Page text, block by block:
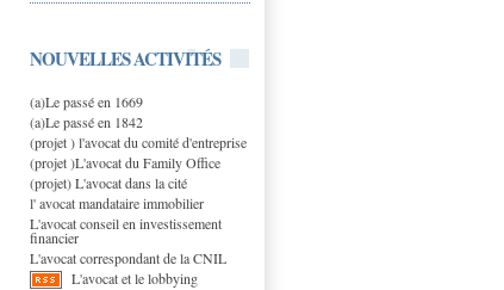
NOUVELLES ACTIVITÉS
(a)Le passé en 1669
(a)Le passé en 1842
(projet ) l'avocat du comité d'entreprise
(projet )L'avocat du Family Office
(projet) L'avocat dans la cité
l' avocat mandataire immobilier
L'avocat conseil en investissement
financier
L'avocat correspondant de la CNIL
L'avocat et le lobbying